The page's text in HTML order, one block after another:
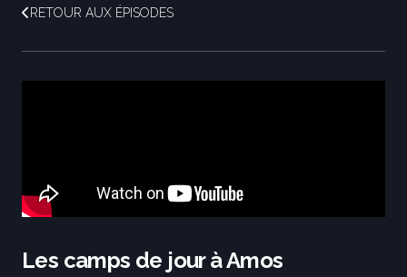
RETOUR AUX ÉPISODES
Les camps de jour à Amos